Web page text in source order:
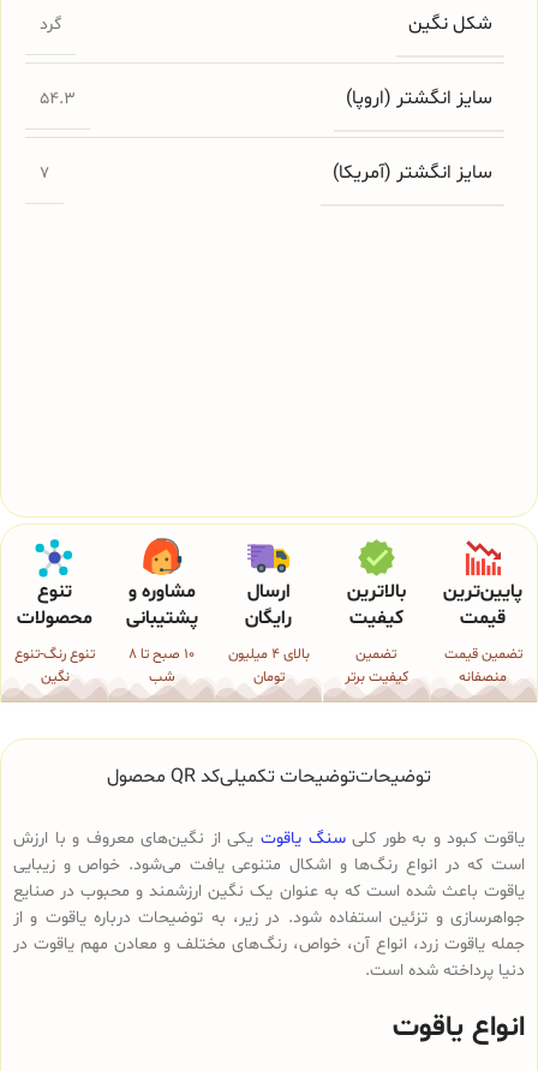
شکل نگین گرد
سایز انگشتر (اروپا) 54.3
سایز انگشتر (آمریکا) 7
پایین‌ترین
قیمت
تضمین قیمت
منصفانه
بالاترین
کیفیت
تضمین
کیفیت برتر
ارسال
رایگان
بالای 4 میلیون
تومان
مشاوره و
پشتیبانی
10 صبح تا 8
شب
تنوع
محصولات
تنوع رنگ-تنوع
نگین
توضیحاتتوضیحات تکمیلیکد QR محصول
یاقوت کبود و به طور کلیسنگ یاقوت یکی از نگین‌های معروف و با ارزش
است که در انواع رنگ‌ها و اشکال متنوعی یافت می‌شود. خواص و زیبایی
یاقوت باعث شده است که به عنوان یک نگین ارزشمند و محبوب در صنایع
جواهرسازی و تزئین استفاده شود. در زیر، به توضیحات درباره یاقوت و از
جمله یاقوت زرد، انواع آن، خواص، رنگ‌های مختلف و معادن مهم یاقوت در
دنیا پرداخته شده است.
انواع یاقوت